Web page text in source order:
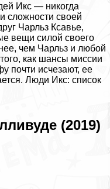
Икс — никогда
сложности своей
Чарльз Ксавье,
вещи силой своего
чем Чарльз и любой
как шансы миссии
почти исчезают, ее
Люди Икс: список
(2019)